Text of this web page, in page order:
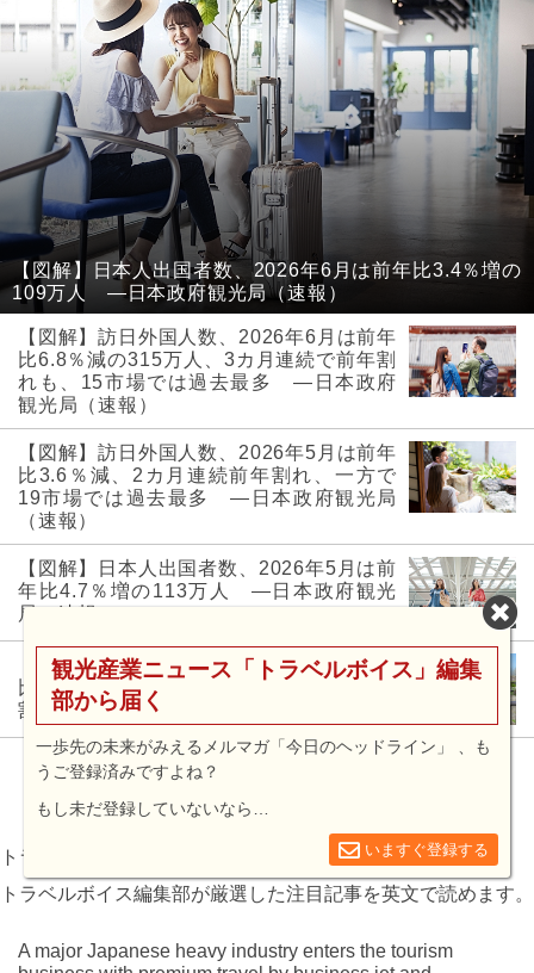
【図解】日本人出国者数、2026年6月は前年比3.4％増の
109万人 ―日本政府観光局（速報）
【図解】訪日外国人数、2026年6月は前年
比6.8％減の315万人、3カ月連続で前年割
れも、15市場では過去最多 ―日本政府
観光局（速報）
【図解】訪日外国人数、2026年5月は前年
比3.6％減、2カ月連続前年割れ、一方で
19市場では過去最多 ―日本政府観光局
（速報）
【図解】日本人出国者数、2026年5月は前
年比4.7％増の113万人 ―日本政府観光
局（速報）
【図解】訪日外国人数、2026年4月は前年
比5.5％減369万人、1～4月累計でも前年
割れ ―日本政府観光局（速報）
トラベルボイス 英語版
トラベルボイス編集部が厳選した注目記事を英文で読めます。
A major Japanese heavy industry enters the tourism
観光産業ニュース「トラベルボイス」編集
部から届く
一歩先の未来がみえるメルマガ「今日のヘッドライン」 、も
うご登録済みですよね？
もし未だ登録していないなら…
いますぐ登録する